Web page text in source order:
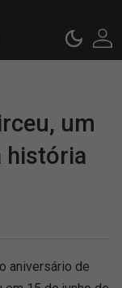
um
história
aniversário de